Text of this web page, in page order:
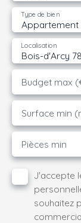
Appartement
Type de bien
Bois-d'Arcy
Localisation
Budget max
Surface min
Pièces min
J'accepte
souhaitez